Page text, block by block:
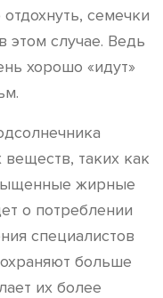
семечки
этом случае. Ведь
хорошо «идут»
таких как
жирные
о потреблении
специалистов
больше
их более